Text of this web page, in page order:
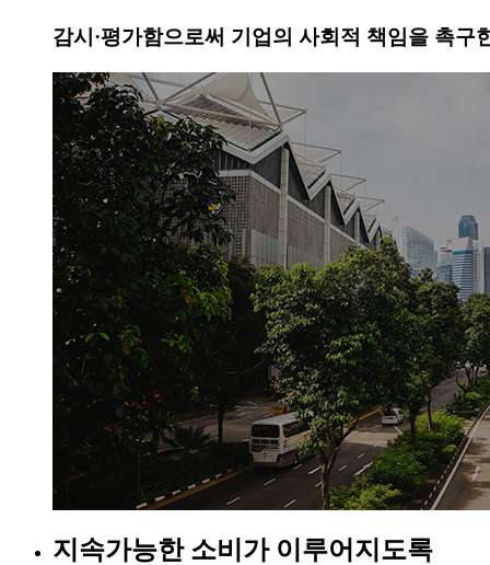
감시·평가함으로써 기업의 사회적 책임을 촉구
지속가능한 소비가 이루어지도록